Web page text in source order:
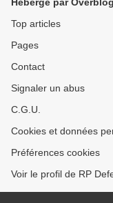
Top articles
Pages
Contact
Signaler un abus
C.G.U.
Cookies et données
Préférences cookies
Voir le profil de RP